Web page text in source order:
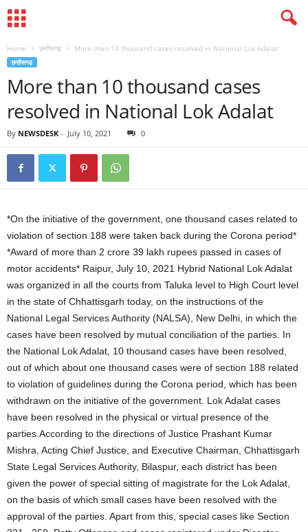
Home छत्तीसगढ़ More than 10 thousand cases resolved in National Lok Adalat
छत्तीसगढ़
More than 10 thousand cases
resolved in National Lok Adalat
By NEWSDESK - July 10, 2021 0
*On the initiative of the government, one thousand cases related to
violation of section 188 were taken back during the Corona period*
*Award of more than 2 crore 39 lakh rupees passed in cases of
motor accidents* Raipur, July 10, 2021 Hybrid National Lok Adalat
was organized in all the courts from Taluka level to High Court level
in the state of Chhattisgarh today, on the instructions of the
National Legal Services Authority (NALSA), New Delhi, in which the
cases have been resolved by mutual conciliation of the parties. In
the National Lok Adalat, 10 thousand cases have been resolved,
out of which about one thousand cases were of section 188 related
to violation of guidelines during the Corona period, which has been
withdrawn on the initiative of the government. Lok Adalat cases
have been resolved in the physical or virtual presence of the
parties.According to the directions of Justice Prashant Kumar
Mishra, Acting Chief Justice, and Executive Chairman, Chhattisgarh
State Legal Services Authority, Bilaspur, each district has been
given the power of special sitting of magistrate for the Lok Adalat,
on the basis of which small cases have been resolved with the
approval of the parties. Apart from this, special cases like Section